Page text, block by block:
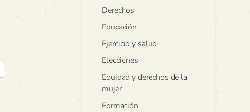
Derechos
Educación
Ejercicio y salud
Elecciones
Equidad y derechos de la
mujer
Formación